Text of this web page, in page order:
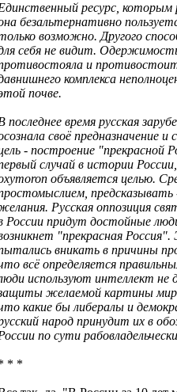
ресурс, которым
безальтернативно
возможно. Другого
себя не видит.
и
комплекса
почве.
последнее время русская
своё предназначение и
- построение "прекрасной
случай в истории России,
объявляется целью.
предсказывать
Русская оппозиция
России придут достойные
"прекрасная
вникать в причины
всё определяется
используют интеллект не
желаемой картины
какие бы либералы и
народ принудит их в
по сути
* *